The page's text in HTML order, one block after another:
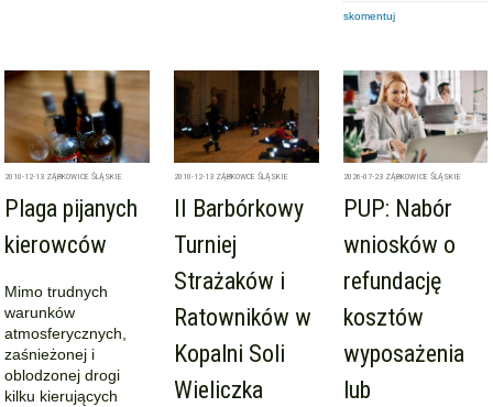
skomentuj
2010-12-13 ZĄBKOWICE ŚLĄSKIE
Plaga pijanych
kierowców
Mimo trudnych
warunków
atmosferycznych,
zaśnieżonej i
oblodzonej drogi
kilku kierujących
2010-12-13 ZĄBKOWCE ŚLĄSKIE
II Barbórkowy
Turniej
Strażaków i
Ratowników w
Kopalni Soli
Wieliczka
2026-07-23 ZĄBKOWICE ŚLĄSKIE
PUP: Nabór
wniosków o
refundację
kosztów
wyposażenia
lub